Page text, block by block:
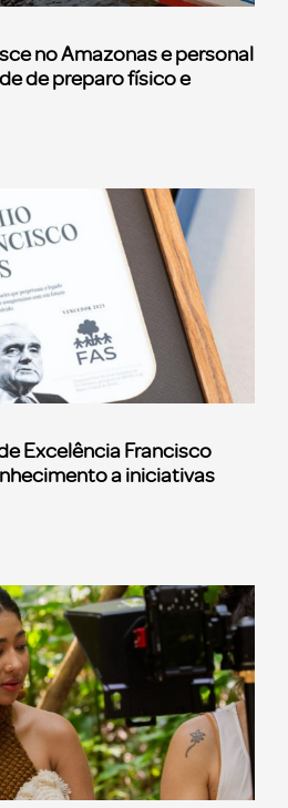
no Amazonas e personal
de preparo físico e
Excelência Francisco
a iniciativas